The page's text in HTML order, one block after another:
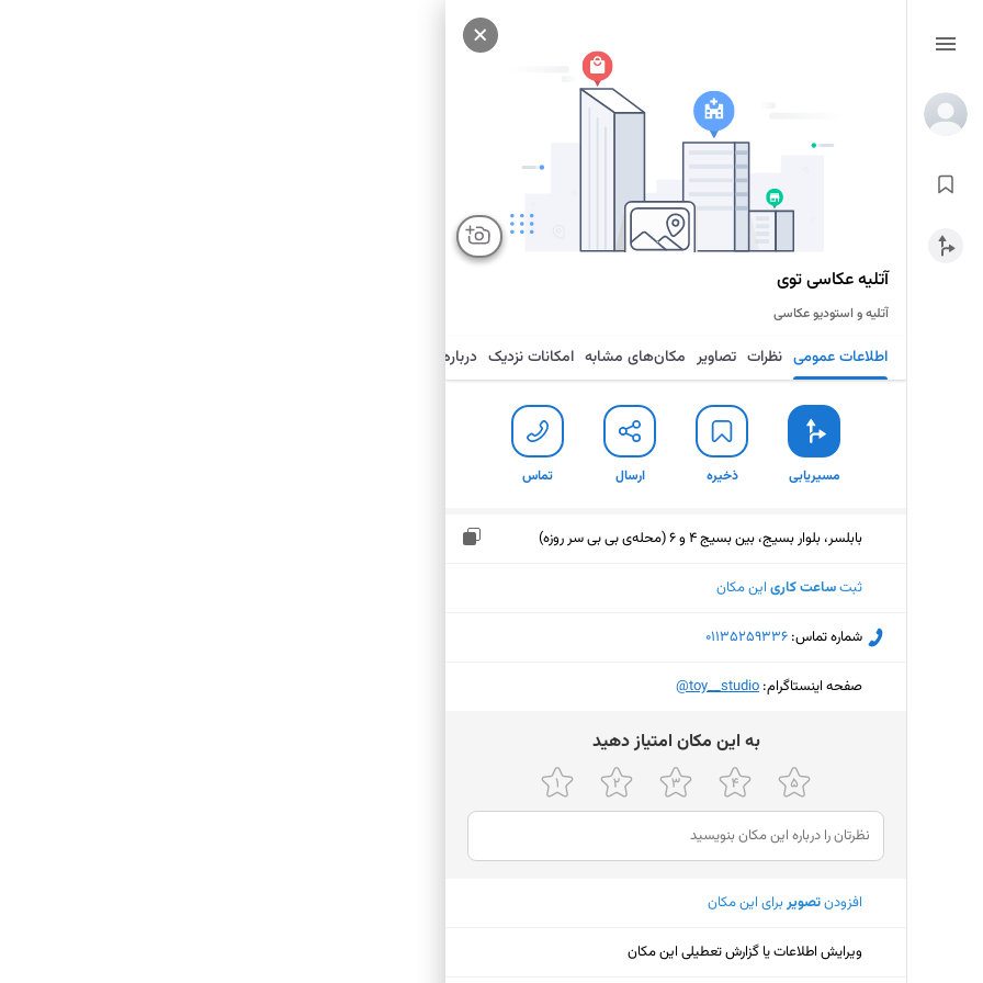
آتلیه عکاسی توی
آتلیه و استودیو عکاسی
اطلاعات عمومی نظرات تصاویر مکان‌های مشابه امکانات نزدیک درباره
مسیریابی ذخیره ارسال تماس
بابلسر، بلوار بسیج، بین بسیج 4 و 6 (محله‌ی بی بی سر روزه)
ثبتساعت کاری این مکان
شماره تماس: ‎01135259336
صفحه اینستاگرام: ‎@toy__studio
ﺑﻪ اﯾﻦ ﻣﮑﺎن اﻣﺘﯿﺎز دﻫﯿﺪ
افزودنتصویربرای این مکان
ویرایش اطلاعات یا گزارش تعطیلی این مکان